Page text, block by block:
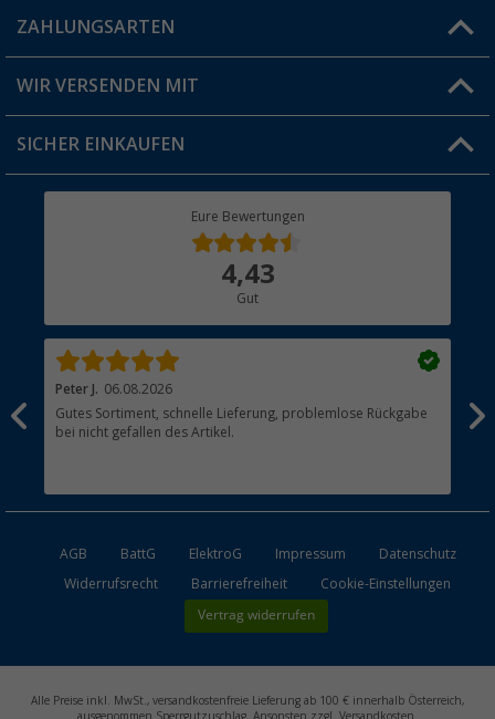
Blog
Jobs & Karriere
FAQ & Kontakt
Versandinformationen
Rücksendung
ZAHLUNGSARTEN
WIR VERSENDEN MIT
SICHER EINKAUFEN
Eure Bewertungen
4,43
Gut
Peter J. 06.08.2026
Gutes Sortiment, schnelle Lieferung, problemlose Rückgabe
bei nicht gefallen des Artikel.
AGB BattG ElektroG Impressum
Datenschutz
Widerrufsrecht
Barrierefreiheit Cookie-Einstellungen
Vertrag widerrufen
Alle Preise inkl. MwSt., versandkostenfreie Lieferung ab 100 € innerhalb Österreich,
ausgenommen Sperrgutzuschlag. Ansonsten zzgl. Versandkosten.